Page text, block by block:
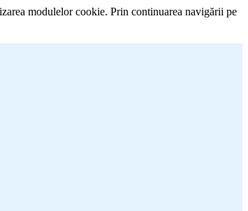
modulelor cookie. Prin continuarea navigării pe